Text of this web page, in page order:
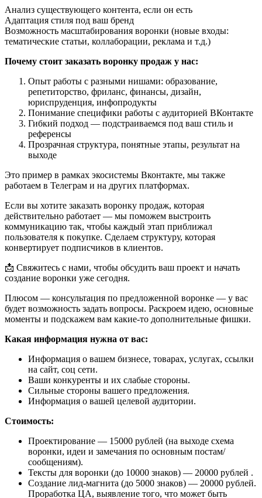
Анализ существующего контента, если он есть
Адаптация стиля под ваш бренд
Возможность масштабирования воронки (новые входы:
тематические статьи, коллаборации, реклама и т.д.)
Почему стоит заказать воронку продаж у нас:
Опыт работы с разными нишами: образование,
репетиторство, фриланс, финансы, дизайн,
юриспруденция, инфопродукты
Понимание специфики работы с аудиторией ВКонтакте
Гибкий подход — подстраиваемся под ваш стиль и
референсы
Прозрачная структура, понятные этапы, результат на
выходе
Это пример в рамках экосистемы Вконтакте, мы также
работаем в Телеграм и на других платформах.
Если вы хотите заказать воронку продаж, которая
действительно работает — мы поможем выстроить
коммуникацию так, чтобы каждый этап приближал
пользователя к покупке. Сделаем структуру, которая
конвертирует подписчиков в клиентов.
📩 Свяжитесь с нами, чтобы обсудить ваш проект и начать
создание воронки уже сегодня.
Плюсом — консультация по предложенной воронке — у вас
будет возможность задать вопросы. Раскроем идею, основные
моменты и подскажем вам какие-то дополнительные фишки.
Какая информация нужна от вас:
Информация о вашем бизнесе, товарах, услугах, ссылки
на сайт, соц сети.
Ваши конкуренты и их слабые стороны.
Сильные стороны вашего предложения.
Информация о вашей целевой аудитории.
Стоимость:
Проектирование — 15000 рублей (на выходе схема
воронки, идеи и замечания по основным постам/
сообщениям).
Тексты для воронки (до 10000 знаков) — 20000 рублей .
Создание лид-магнита (до 5000 знаков) — 20000 рублей.
Проработка ЦА, выявление того, что может быть